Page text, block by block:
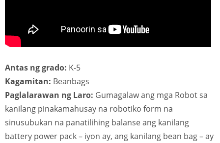
Antas ng grado: K-5
Kagamitan: Beanbags
Paglalarawan ng Laro: Gumagalaw ang mga Robot sa
kanilang pinakamahusay na robotiko form na
sinusubukan na panatilihing balanse ang kanilang
battery power pack – iyon ay, ang kanilang bean bag – ay